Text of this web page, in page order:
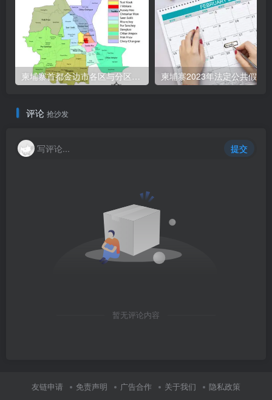
柬埔寨首都金边市各区与分区名称分布 柬埔寨2023年法定公共假期
评论 抢沙发
写评论... 提交
暂无评论内容
友链申请 免责声明 广告合作 关于我们 隐私政策